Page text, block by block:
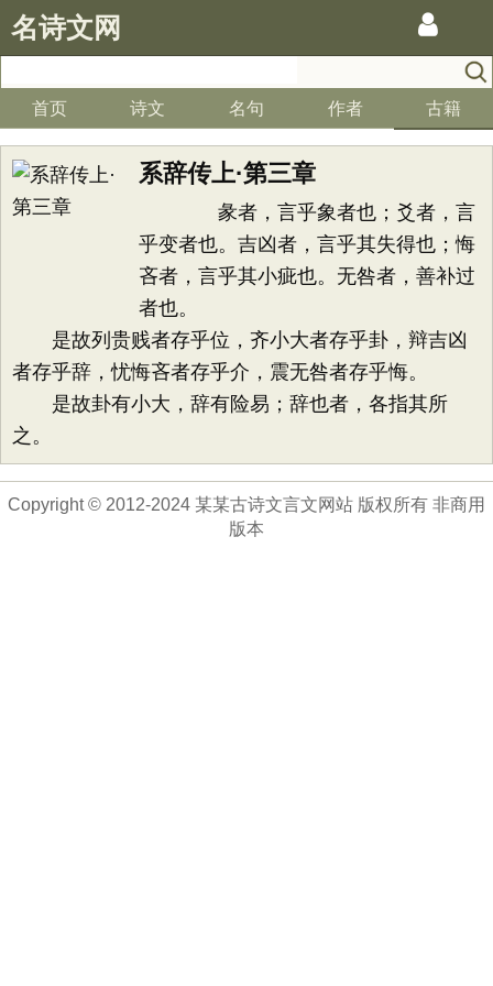
名诗文网
首页 诗文 名句 作者 古籍
系辞传上·第三章
彖者，言乎象者也；爻者，言
乎变者也。吉凶者，言乎其失得也；悔
吝者，言乎其小疵也。无咎者，善补过
者也。
是故列贵贱者存乎位，齐小大者存乎卦，辩吉凶
者存乎辞，忧悔吝者存乎介，震无咎者存乎悔。
是故卦有小大，辞有险易；辞也者，各指其所
之。
Copyright © 2012-2024 某某古诗文言文网站 版权所有 非商用
版本